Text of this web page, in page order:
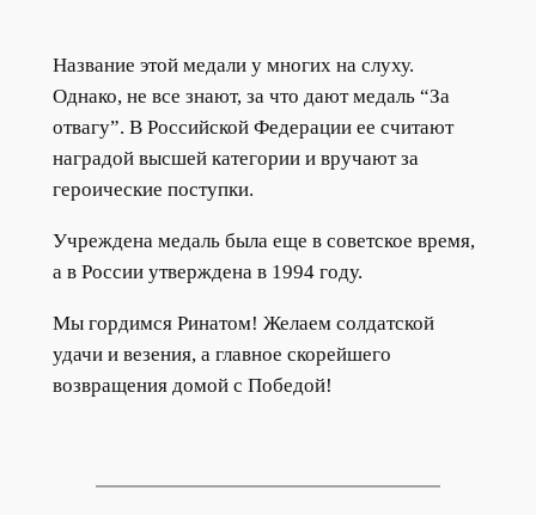
Название этой медали у многих на слуху.
Однако, не все знают, за что дают медаль “За
отвагу”. В Российской Федерации ее считают
наградой высшей категории и вручают за
героические поступки.
Учреждена медаль была еще в советское время,
а в России утверждена в 1994 году.
Мы гордимся Ринатом! Желаем солдатской
удачи и везения, а главное скорейшего
возвращения домой с Победой!